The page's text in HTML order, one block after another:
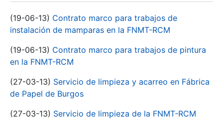
(19-06-13) Contrato marco para trabajos de
instalación de mamparas en la FNMT-RCM
(19-06-13) Contrato marco para trabajos de pintura
en la FNMT-RCM
(27-03-13) Servicio de limpieza y acarreo en Fábrica
de Papel de Burgos
(27-03-13) Servicio de limpieza de la FNMT-RCM